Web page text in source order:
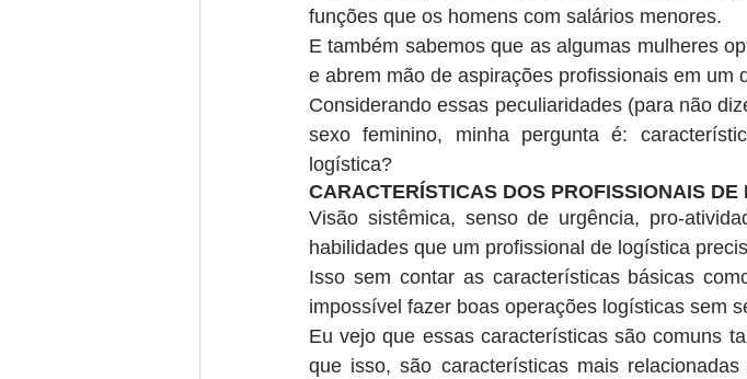
funções que os homens com salários menores.
E também sabemos que as algumas mulheres
e abrem mão de aspirações profissionais em um
Considerando essas peculiaridades (para não
sexo feminino, minha pergunta é:
logística?
CARACTERÍSTICAS DOS PROFISSIONAIS DE
Visão sistêmica, senso de urgência, pro-
habilidades que um profissional de logística
Isso sem contar as características básicas
impossível fazer boas operações logísticas sem
Eu vejo que essas características são comuns
que isso, são características mais